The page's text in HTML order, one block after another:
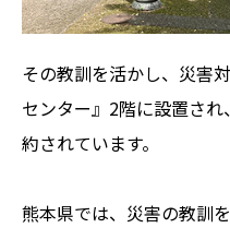
その教訓を活かし、災害
センター』2階に設置さ
約されています。
熊本県では、災害の教訓